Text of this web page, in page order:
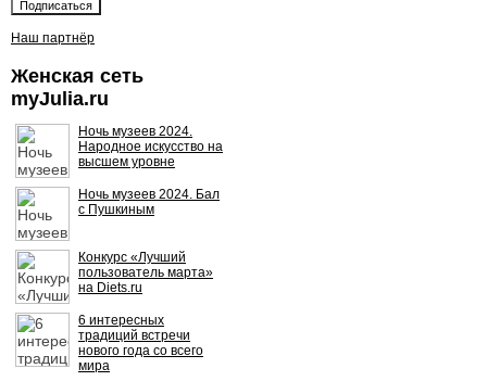
Наш партнёр
Женская сеть
myJulia.ru
Ночь музеев 2024.
Народное искусство на
высшем уровне
Ночь музеев 2024. Бал
с Пушкиным
Конкурс «Лучший
пользователь марта»
на Diets.ru
6 интересных
традиций встречи
нового года со всего
мира